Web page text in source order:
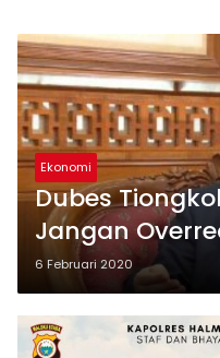
Ekonomi
Dubes
Jangan
6 Februari 2020